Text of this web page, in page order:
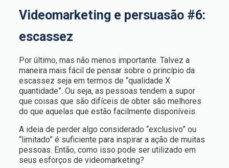
Videomarketing e persuasão #6:
escassez
Por último, mas não menos importante. Talvez a
maneira mais fácil de pensar sobre o princípio da
escassez seja em termos de “qualidade X
quantidade”. Ou seja, as pessoas tendem a supor
que coisas que são difíceis de obter são melhores
do que aquelas que estão facilmente disponíveis.
A ideia de perder algo considerado “exclusivo” ou
“limitado” é suficiente para inspirar a ação de muitas
pessoas. Então, como isso pode ser utilizado em
seus esforços de videomarketing?